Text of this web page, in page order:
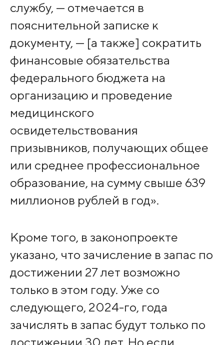
службу, — отмечается в
пояснительной записке к
документу, — [а также] сократить
финансовые обязательства
федерального бюджета на
организацию и проведение
медицинского
освидетельствования
призывников, получающих общее
или среднее профессиональное
образование, на сумму свыше 639
миллионов рублей в год».
Кроме того, в законопроекте
указано, что зачисление в запас по
достижении 27 лет возможно
только в этом году. Уже со
следующего, 2024-го, года
зачислять в запас будут только по